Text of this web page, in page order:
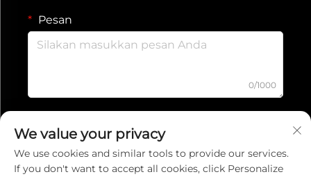
Pesan
0/1000
Kirim
Kebijakan Privasi
We value your privacy
We use cookies and similar tools to provide our services.
If you don't want to accept all cookies, click Personalize